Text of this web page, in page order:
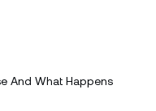
And What Happens